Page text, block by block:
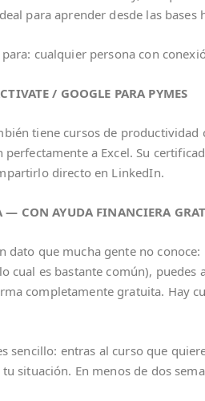
para aprender desde las
cualquier persona con
/ GOOGLE PARA PYMES
tiene cursos de
perfectamente a Excel. Su
directo en LinkedIn.
— CON AYUDA FINANCIERA
dato que mucha gente no
cual es bastante común),
completamente gratuita. Hay
sencillo: entras al curso que
situación. En menos de dos